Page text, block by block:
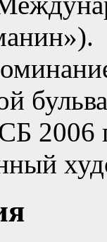
2006